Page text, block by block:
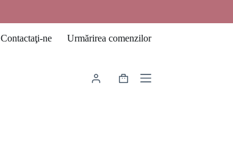
Contactaţi-ne Urmărirea comenzilor
Coș